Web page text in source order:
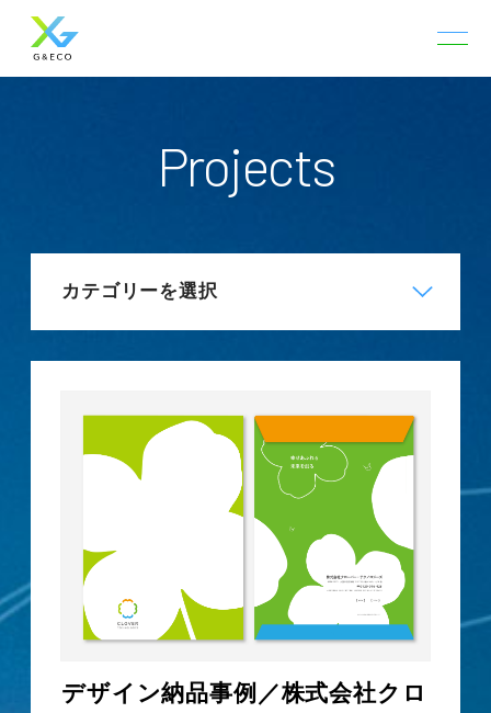
Projects
カテゴリーを選択
デザイン納品事例／株式会社クロ